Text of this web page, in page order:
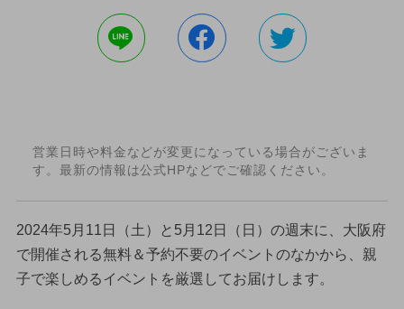
営業日時や料金などが変更になっている場合がございま
す。最新の情報は公式HPなどでご確認ください。
2024年5月11日（土）と5月12日（日）の週末に、大阪府
で開催される無料＆予約不要のイベントのなかから、親
子で楽しめるイベントを厳選してお届けします。